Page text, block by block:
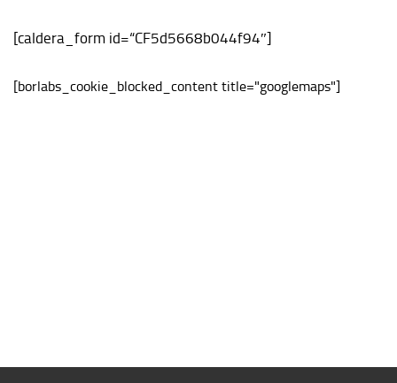
[caldera_form id=“CF5d5668b044f94″]
[borlabs_cookie_blocked_content title="googlemaps"]
[/borlabs_cookie_blocked_content]